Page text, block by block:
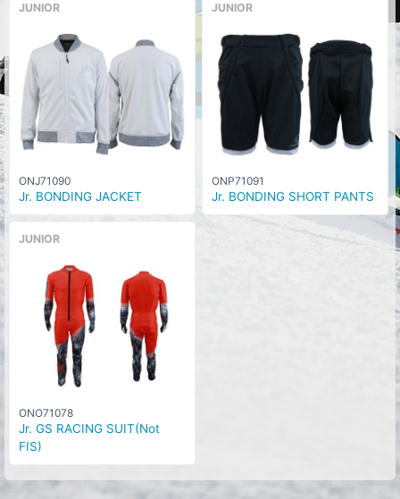
JUNIOR
ONJ71090
Jr. BONDING JACKET
JUNIOR
ONP71091
Jr. BONDING SHORT PANTS
JUNIOR
ONO71078
Jr. GS RACING SUIT(Not
FIS)